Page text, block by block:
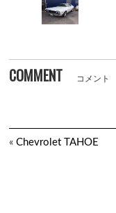
COMMENT コメント
«Chevrolet TAHOE